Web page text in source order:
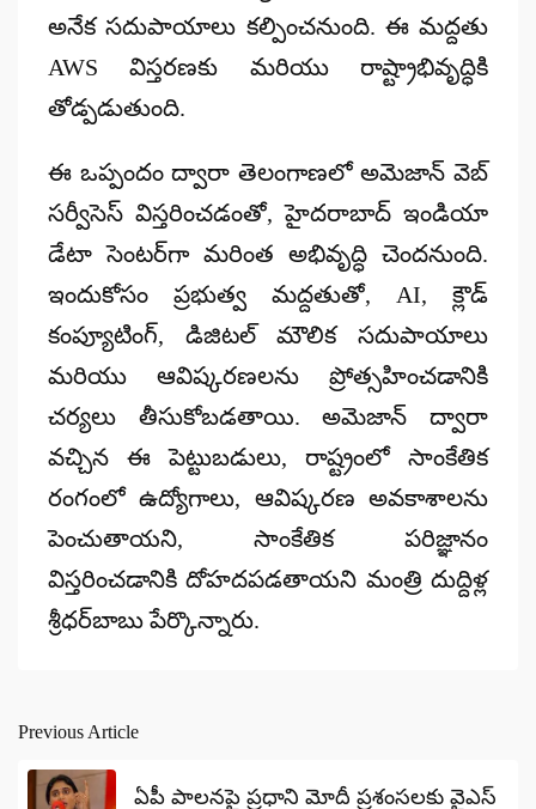
అనేక సదుపాయాలు కల్పించనుంది. ఈ మద్దతు
AWS విస్తరణకు మరియు రాష్ట్రాభివృద్ధికి
తోడ్పడుతుంది.
ఈ ఒప్పందం ద్వారా తెలంగాణలో అమెజాన్ వెబ్
సర్వీసెస్ విస్తరించడంతో,హైదరాబాద్ ఇండియా
డేటా సెంటర్‌గా మరింత అభివృద్ధి చెందనుంది.
ఇందుకోసం ప్రభుత్వ మద్దతుతో, AI, క్లౌడ్
కంప్యూటింగ్, డిజిటల్ మౌలిక సదుపాయాలు
మరియు ఆవిష్కరణలను ప్రోత్సహించడానికి
చర్యలు తీసుకోబడతాయి. అమెజాన్ ద్వారా
వచ్చిన ఈ పెట్టుబడులు, రాష్ట్రంలోసాంకేతిక
రంగంలో ఉద్యోగాలు, ఆవిష్కరణ అవకాశాలను
పెంచుతాయని, సాంకేతిక పరిజ్ఞానం
విస్తరించడానికి దోహదపడతాయని మంత్రి దుద్దిళ్ల
శ్రీధర్‌బాబు పేర్కొన్నారు.
Post
navigation
Previous Article
ఏపీ పాలనపై ప్రధాని మోదీ ప్రశంసలకు వైఎస్‌